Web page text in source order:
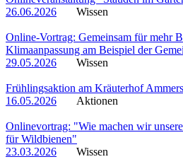
26.06.2026
Wissen
Online-Vortrag: Gemeinsam für mehr
Klimaanpassung am Beispiel der
29.05.2026
Wissen
Frühlingsaktion am Kräuterhof
16.05.2026
Aktionen
Onlinevortrag: "Wie machen wir
für Wildbienen"
23.03.2026
Wissen